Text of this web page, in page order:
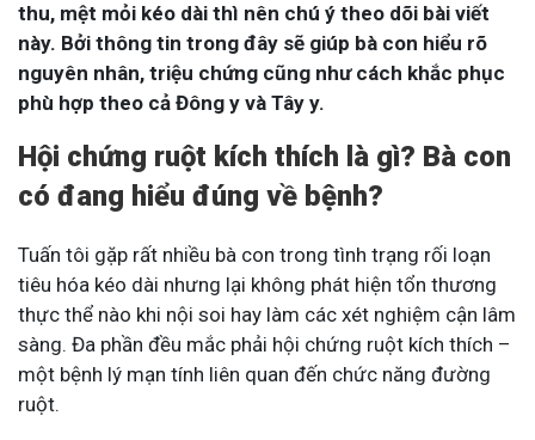
thu, mệt mỏi kéo dài thì nên chú ý theo dõi bài viết
này. Bởi thông tin trong đây sẽ giúp bà con hiểu rõ
nguyên nhân, triệu chứng cũng như cách khắc phục
phù hợp theo cả Đông y và Tây y.
Hội chứng ruột kích thích là gì? Bà con
có đang hiểu đúng về bệnh?
Tuấn tôi gặp rất nhiều bà con trong tình trạng rối loạn
tiêu hóa kéo dài nhưng lại không phát hiện tổn thương
thực thể nào khi nội soi hay làm các xét nghiệm cận lâm
sàng. Đa phần đều mắc phải hội chứng ruột kích thích –
một bệnh lý mạn tính liên quan đến chức năng đường
ruột.